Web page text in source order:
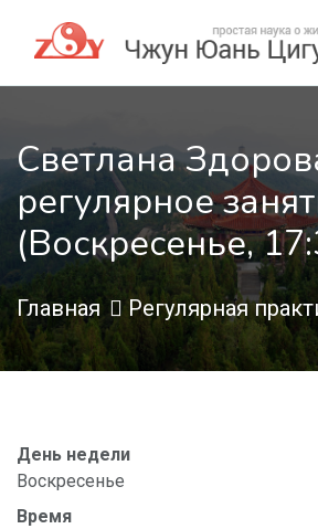
Светлана
регулярное
(Воскресенье,
Главная Регулярная
День недели
Воскресенье
Время